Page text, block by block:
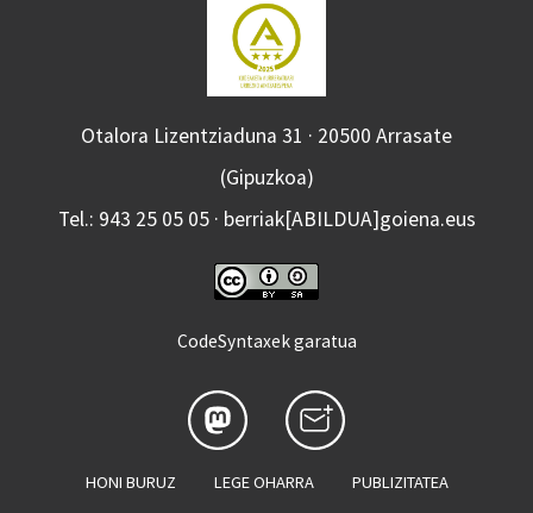
Otalora Lizentziaduna 31 · 20500 Arrasate
(Gipuzkoa)
Tel.: 943 25 05 05 · berriak[ABILDUA]goiena.eus
CodeSyntaxek garatua
HONI BURUZ LEGE OHARRA PUBLIZITATEA